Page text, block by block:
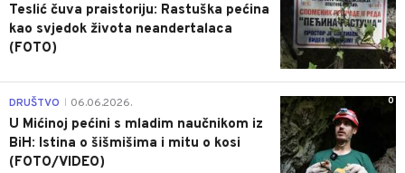
Teslić čuva praistoriju: Rastuška pećina
kao svjedok života neandertalaca
(FOTO)
0
DRUŠTVO 06.06.2026.
U Mićinoj pećini s mladim naučnikom iz
BiH: Istina o šišmišima i mitu o kosi
(FOTO/VIDEO)